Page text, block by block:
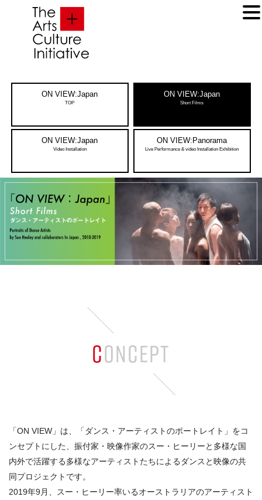
ON VIEW:Japan
TOP
ON VIEW:Japan
Short Films
ON VIEW:Japan
Video Installation
ON VIEW:Panorama
Live Performance & video Installation Exhibition
CONCEPT
「ON VIEW」は、「ダンス・アーティストのポートレイト」をコ
ンセプトにした、振付家・映像作家のスー・ヒーリーと多様な国
内外で活躍する多様なアーティストたちによるダンスと映像の共
同プロジェクトです。
2019年9月、スー・ヒーリー率いるオーストラリアのアーティスト